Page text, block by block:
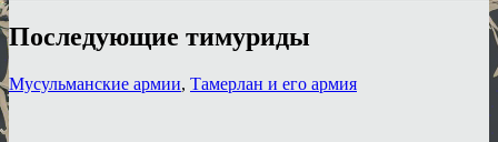
Последующие тимуриды
Мусульманские армии, Тамерлан и его армия